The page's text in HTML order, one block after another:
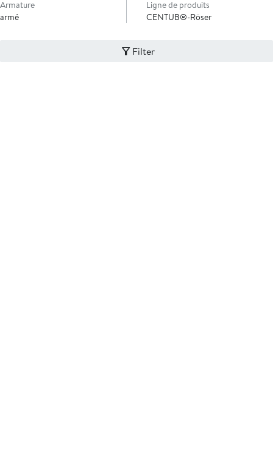
Armature
armé
Ligne de produits
CENTUB®-Röser
Filter